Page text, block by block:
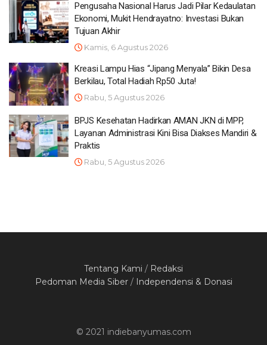
Pengusaha Nasional Harus Jadi Pilar Kedaulatan
Ekonomi, Mukit Hendrayatno: Investasi Bukan
Tujuan Akhir
Kamis, 6 Agustus 2026
Kreasi Lampu Hias “Jipang Menyala” Bikin Desa
Berkilau, Total Hadiah Rp50 Juta!
Rabu, 5 Agustus 2026
BPJS Kesehatan Hadirkan AMAN JKN di MPP,
Layanan Administrasi Kini Bisa Diakses Mandiri &
Praktis
Rabu, 5 Agustus 2026
Tentang Kami / Redaksi
Pedoman Media Siber/ Independensi & Donasi
© 2021 indiebanyumas.com